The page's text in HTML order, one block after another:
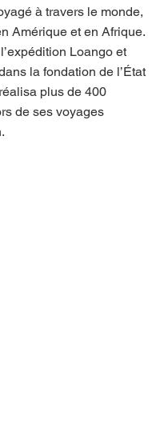
à travers le monde,
Amérique et en Afrique.
Loango et
la fondation de l’État
plus de 400
de ses voyages